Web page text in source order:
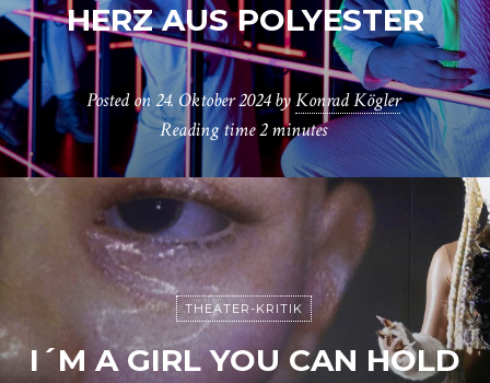
HERZ AUS POLYESTER
Posted on24. Oktober 2024 byKonrad Kögler
Reading time2 minutes
THEATER-KRITIK
I´M A GIRL YOU CAN HOLD